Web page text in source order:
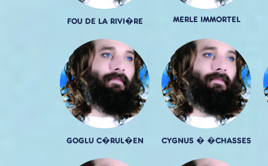
FOU DE LA RIVI�RE MERLE IMMORTEL
GOGLU C�RUL�EN CYGNUS � �CHASSES